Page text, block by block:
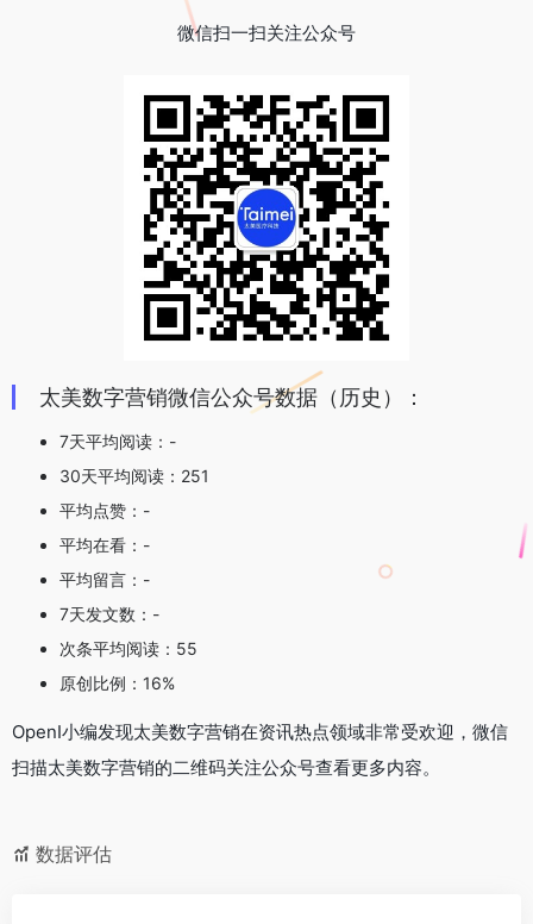
微信扫一扫关注公众号
太美数字营销微信公众号数据（历史）：
7天平均阅读：-
30天平均阅读：251
平均点赞：-
平均在看：-
平均留言：-
7天发文数：-
次条平均阅读：55
原创比例：16%
OpenI小编发现太美数字营销在资讯热点领域非常受欢迎，微信
扫描太美数字营销的二维码关注公众号查看更多内容。
数据评估